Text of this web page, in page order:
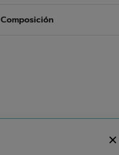
Composición